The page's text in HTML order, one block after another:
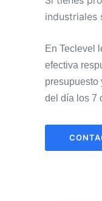
industriales
En Teclevel
efectiva
presupuesto
del día los 7